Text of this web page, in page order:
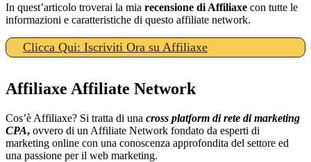
In quest’articolo troverai la mia recensione di Affiliaxe con tutte le
informazioni e caratteristiche di questo affiliate network.
Clicca Qui: Iscriviti Ora su Affiliaxe
Affiliaxe Affiliate Network
Cos’è Affiliaxe? Si tratta di una cross platform di rete di marketing
CPA, ovvero di un Affiliate Network fondato da esperti di
marketing online con una conoscenza approfondita del settore ed
una passione per il web marketing.